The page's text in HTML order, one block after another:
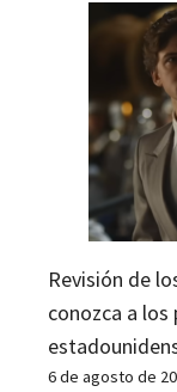
Revisión de
conozca a
6 de agosto de